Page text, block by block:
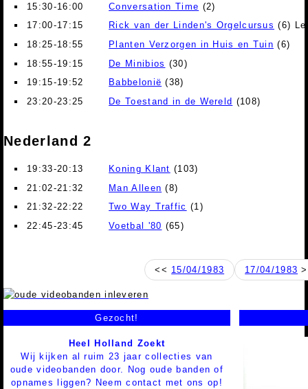
15:30-16:00
Conversation Time (2)
17:00-17:15
Rick van der Linden's Orgelcursus (6)
18:25-18:55
Planten Verzorgen in Huis en Tuin (6)
18:55-19:15
De Minibios (30)
19:15-19:52
Babbelonië (38)
23:20-23:25
De Toestand in de Wereld (108)
Nederland 2
19:33-20:13 Koning Klant (103)
21:02-21:32
Man Alleen (8)
21:32-22:22
Two Way Traffic (1)
22:45-23:45
Voetbal '80 (65)
<< 15/04/1983 17/04/1983
Gezocht!
Heel Holland Zoekt
Wij kijken al ruim 23 jaar collecties van
oude videobanden door. Nog oude banden of
opnames liggen? Neem contact met ons op!